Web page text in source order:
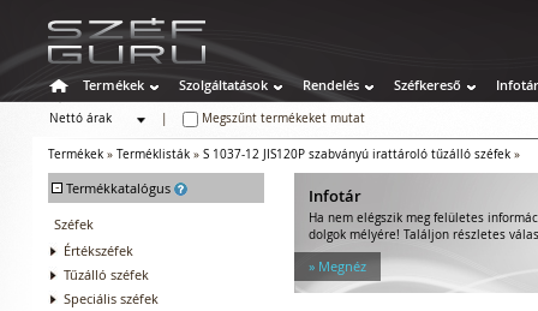
Termékek Szolgáltatások Rendelés Széfkereső Infotár
Nettó árak
Megszűnt termékeket mutat
Termékek » Terméklisták » S 1037-12 JIS120P szabványú irattároló tűzálló széfek »
- Termékkatalógus
Széfek
Értékszéfek
Tűzálló széfek
Speciális széfek
Infotár
Ha nem elégszik meg felületes
dolgok mélyére! Találjon részletes
» Megnéz